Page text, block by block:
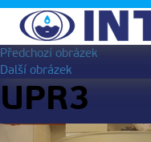
Předchozí obrázek
Další obrázek
UPR3